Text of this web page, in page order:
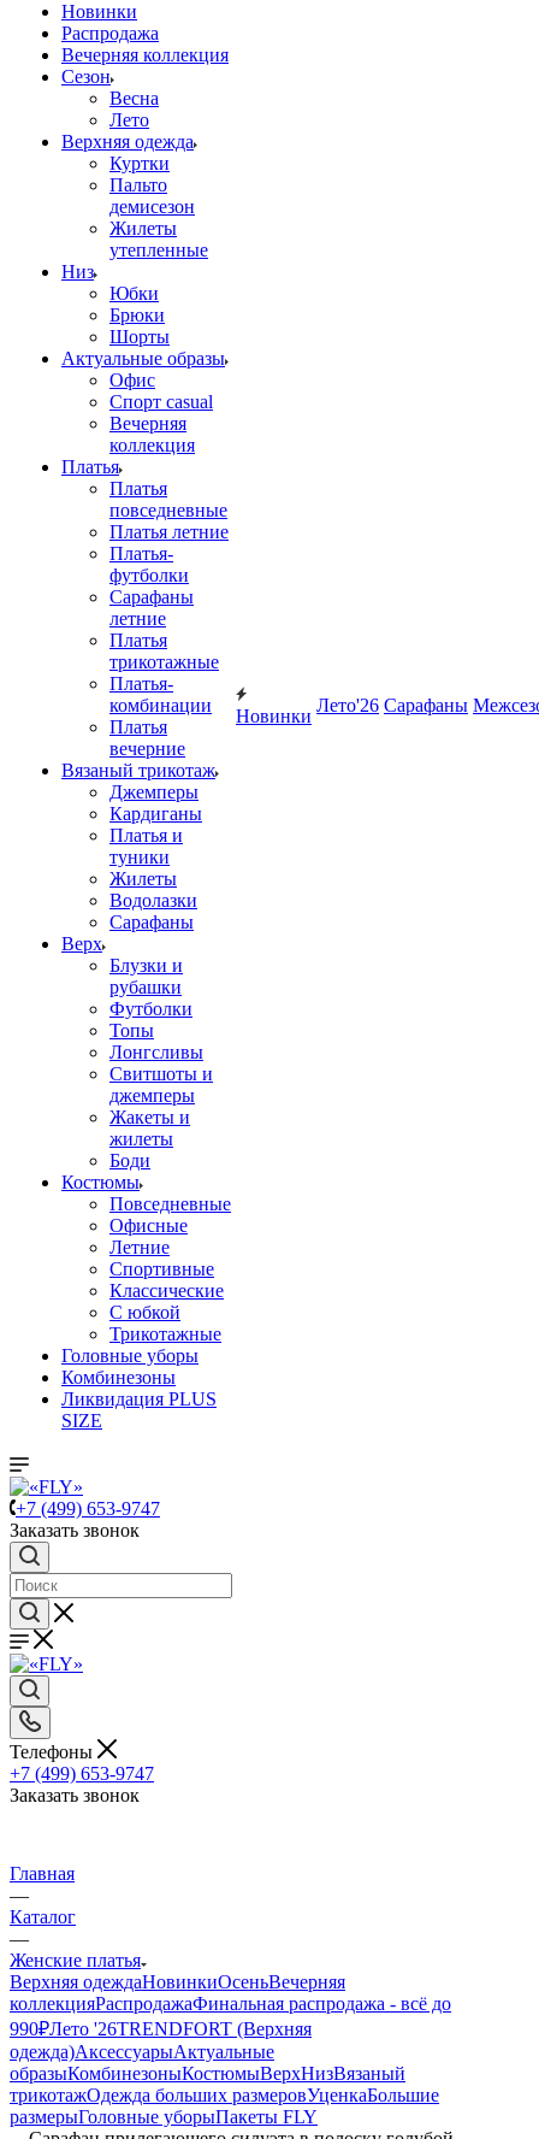
Новинки
Распродажа
Вечерняя коллекция
Сезон
Весна
Лето
Верхняя одежда
Куртки
Пальто
демисезон
Жилеты
утепленные
Низ
Юбки
Брюки
Шорты
Актуальные образы
Офис
Спорт casual
Вечерняя
коллекция
Платья
Платья
повседневные
Платья летние
Платья-
футболки
Сарафаны
летние
Платья
трикотажные
Платья-
комбинации
Платья
вечерние
Вязаный трикотаж
Джемперы
Кардиганы
Платья и
туники
Жилеты
Водолазки
Сарафаны
Верх
Блузки и
рубашки
Футболки
Топы
Лонгсливы
Свитшоты и
джемперы
Жакеты и
жилеты
Боди
Костюмы
Повседневные
Офисные
Летние
Спортивные
Классические
С юбкой
Трикотажные
Головные уборы
Комбинезоны
Ликвидация PLUS
SIZE
Новинки
Лето'26 Сарафаны
+7 (499) 653-9747
Заказать звонок
Телефоны
+7 (499) 653-9747
Заказать звонок
Главная
—
Каталог
—
Женские платья
Верхняя одеждаНовинкиОсеньВечерняя
коллекцияРаспродажаФинальная распродажа - всё до
990₽Лето '26TRENDFORT (Верхняя
одежда)АксессуарыАктуальные
образыКомбинезоныКостюмыВерхНизВязаный
трикотажОдежда больших размеровУценкаБольшие
размерыГоловные уборыПакеты FLY